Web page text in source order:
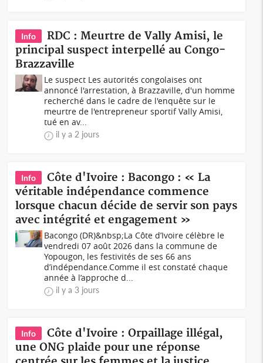
Info
RDC : Meurtre de Vally Amisi, le
principal suspect interpellé au Congo-
Brazzaville
Le suspect Les autorités congolaises ont
annoncé l'arrestation, à Brazzaville, d'un homme
recherché dans le cadre de l'enquête sur le
meurtre de l'entrepreneur sportif Vally Amisi,
tué en av...
il y a 2 jours
Info
Côte d'Ivoire : Bacongo : « La
véritable indépendance commence
lorsque chacun décide de servir son pays
avec intégrité et engagement »
Bacongo (DR)&nbsp;La Côte d’Ivoire célèbre le
vendredi 07 août 2026 dans la commune de
Yopougon, les festivités de ses 66 ans
d’indépendance.Comme il est constaté chaque
année à l’approche d...
il y a 3 jours
Info
Côte d'Ivoire : Orpaillage illégal,
une ONG plaide pour une réponse